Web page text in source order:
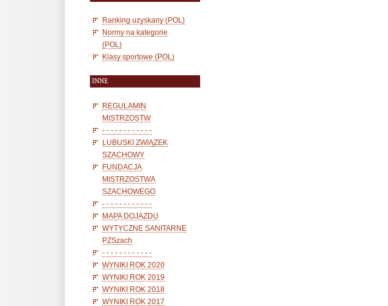
Ranking uzyskany (POL)
Normy na kategorie
(POL)
Klasy sportowe (POL)
INNE
REGULAMIN
MISTRZOSTW
- - - - - - - - - - - -
LUBUSKI ZWIĄZEK
SZACHOWY
FUNDACJA
MISTRZOSTWA
SZACHOWEGO
- - - - - - - - - - - -
MAPA DOJAZDU
WYTYCZNE SANITARNE
PZSzach
- - - - - - - - - - - -
WYNIKI ROK 2020
WYNIKI ROK 2019
WYNIKI ROK 2018
WYNIKI ROK 2017